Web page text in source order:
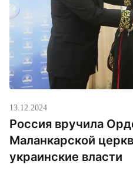
13.12.2024
Россия вручила
Маланкарской
украинские власти